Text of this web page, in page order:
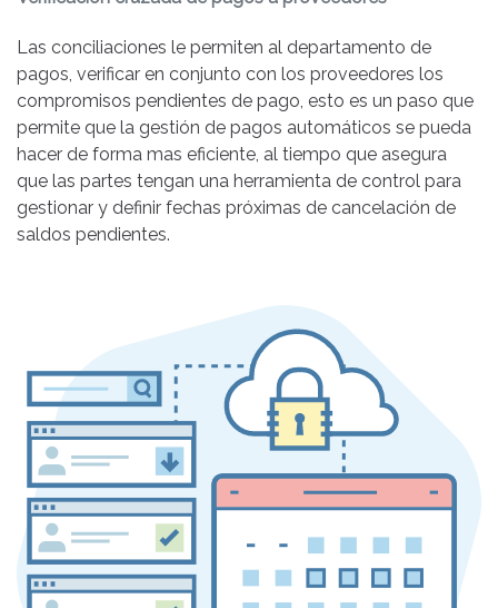
Las conciliaciones le permiten al departamento de
pagos, verificar en conjunto con los proveedores los
compromisos pendientes de pago, esto es un paso que
permite que la gestión de pagos automáticos se pueda
hacer de forma mas eficiente, al tiempo que asegura
que las partes tengan una herramienta de control para
gestionar y definir fechas próximas de cancelación de
saldos pendientes.